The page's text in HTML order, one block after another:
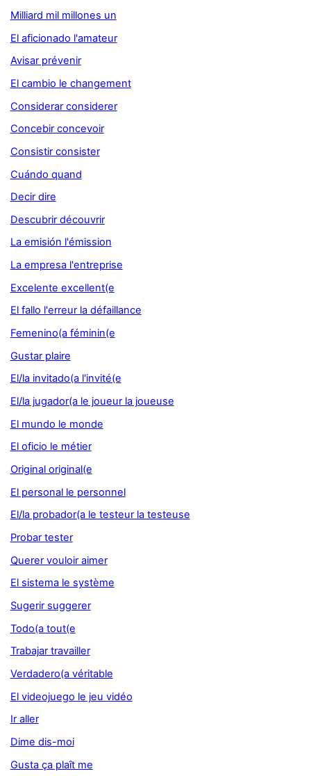
Milliard mil millones un
El aficionado l'amateur
Avisar prévenir
El cambio le changement
Considerar considerer
Concebir concevoir
Consistir consister
Cuándo quand
Decir dire
Descubrir découvrir
La emisión l'émission
La empresa l'entreprise
Excelente excellent(e
El fallo l'erreur la défaillance
Femenino(a féminin(e
Gustar plaire
El/la invitado(a l'invité(e
El/la jugador(a le joueur la joueuse
El mundo le monde
El oficio le métier
Original original(e
El personal le personnel
El/la probador(a le testeur la testeuse
Probar tester
Querer vouloir aimer
El sistema le système
Sugerir suggerer
Todo(a tout(e
Trabajar travailler
Verdadero(a véritable
El videojuego le jeu vidéo
Ir aller
Dime dis-moi
Gusta ça plaît me